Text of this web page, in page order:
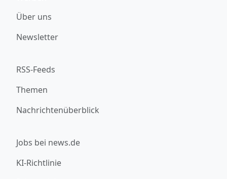
Über uns
Newsletter
RSS-Feeds
Themen
Nachrichtenüberblick
Jobs bei news.de
KI-Richtlinie